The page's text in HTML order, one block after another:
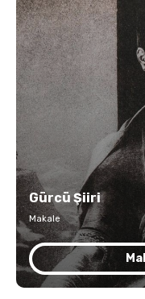
Gürcü Şiiri
Makale